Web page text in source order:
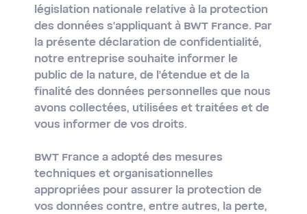
législation nationale relative à la protection
des données s'appliquant à BWT France. Par
la présente déclaration de confidentialité,
notre entreprise souhaite informer le
public de la nature, de l'étendue et de la
finalité des données personnelles que nous
avons collectées, utilisées et traitées et de
vous informer de vos droits.
BWT France a adopté des mesures
techniques et organisationnelles
appropriées pour assurer la protection de
vos données contre, entre autres, la perte,